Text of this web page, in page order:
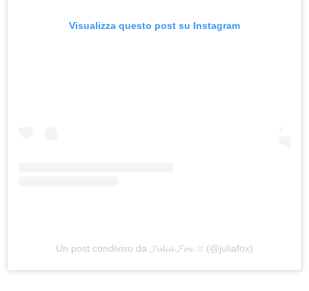
Visualizza questo post su Instagram
Un post condiviso da 𝓙𝓾𝓵𝓲𝓪 𝓕𝓸𝔁 ☆ (@juliafox)